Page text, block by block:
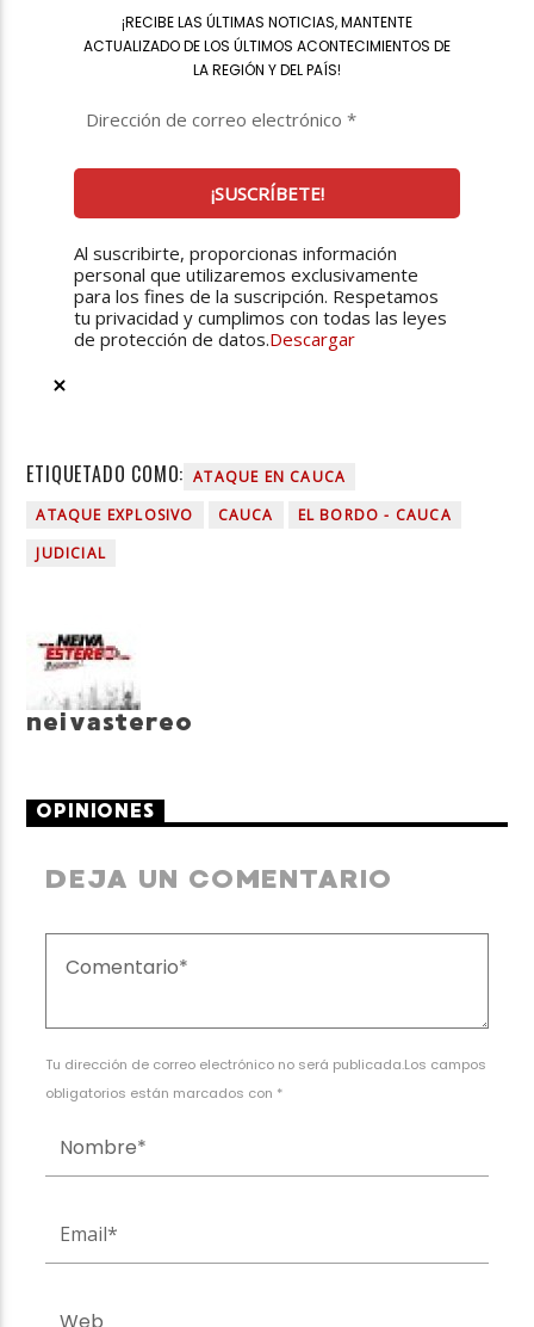
¡RECIBE LAS ÚLTIMAS NOTICIAS, MANTENTE
ACTUALIZADO DE LOS ÚLTIMOS ACONTECIMIENTOS DE
LA REGIÓN Y DEL PAÍS!
Al suscribirte, proporcionas información
personal que utilizaremos exclusivamente
para los fines de la suscripción. Respetamos
tu privacidad y cumplimos con todas las leyes
de protección de datos.Descargar
ETIQUETADO COMO: ATAQUE EN CAUCA
ATAQUE EXPLOSIVO
CAUCA
EL BORDO - CAUCA
JUDICIAL
neivastereo
OPINIONES
DEJA UN COMENTARIO
Tu dirección de correo electrónico no será publicada.Los campos
obligatorios están marcados con *